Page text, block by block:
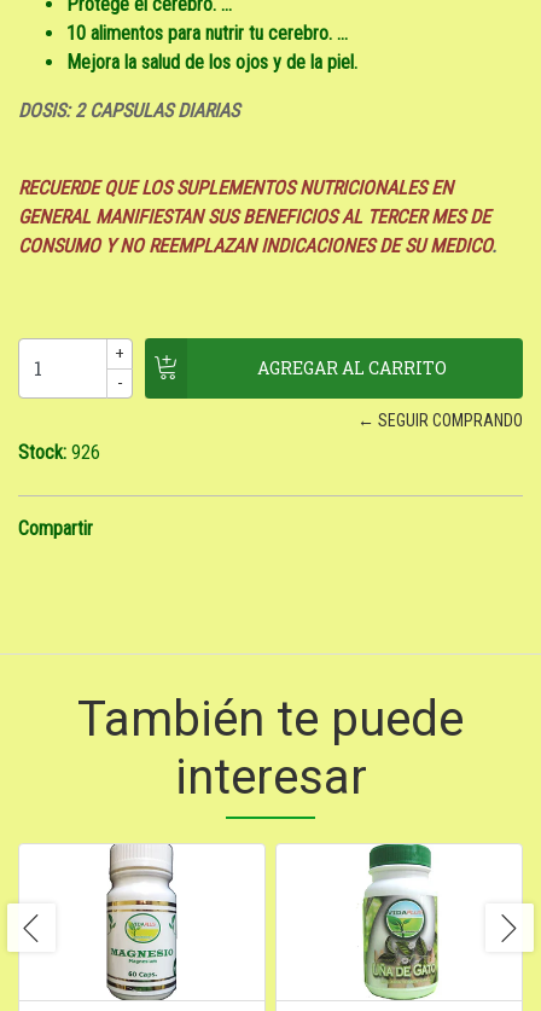
10 alimentos para nutrir tu cerebro. ...
Mejora la salud de los ojos y de la piel.
DOSIS: 2 CAPSULAS DIARIAS
RECUERDE QUE LOS SUPLEMENTOS NUTRICIONALES EN
GENERAL MANIFIESTAN SUS BENEFICIOS AL TERCER MES DE
CONSUMO Y NO REEMPLAZAN INDICACIONES DE SU MEDICO.
+
-
← SEGUIR COMPRANDO
Stock: 926
Compartir
También te puede
interesar